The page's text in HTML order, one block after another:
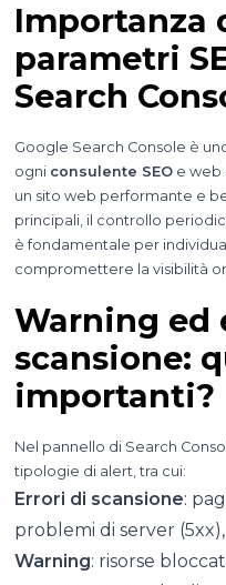
Importanza
parametri
Search
Google Search Console è
ogni consulente SEOe web
un sito web performante e
principali, il controllo
è fondamentale per
compromettere la visibilità
Warning ed
scansione:
importanti?
Nel pannello di Search
tipologie di alert, tra cui:
Errori di scansione:
problemi di server
Warning: risorse